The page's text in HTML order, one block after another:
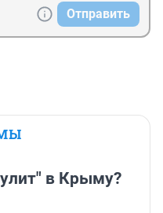
Отправить
в Крыму?